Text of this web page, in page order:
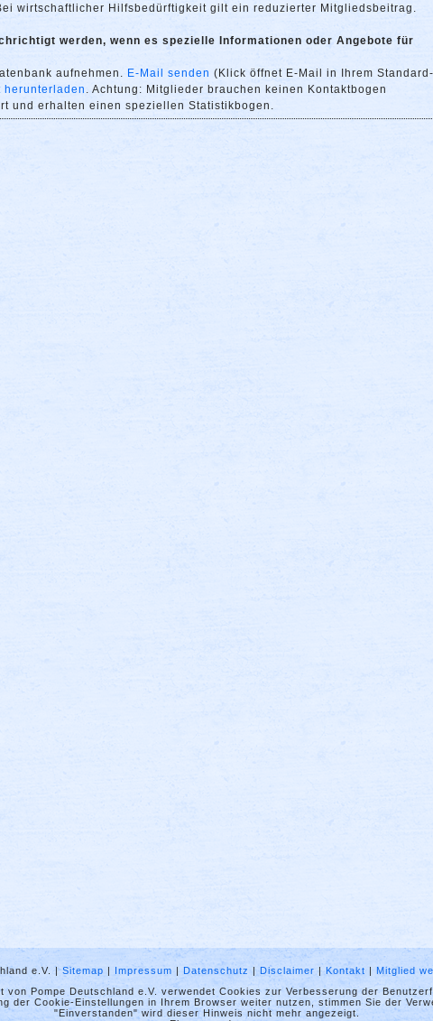
wirtschaftlicher Hilfsbedürftigkeit gilt ein reduzierter Mitgliedsbeitrag.
werden, wenn es spezielle Informationen oder Angebote für
aufnehmen. E-Mail senden (Klick öffnet E-Mail in Ihrem Standard-
herunterladen . Achtung: Mitglieder brauchen keinen Kontaktbogen
und erhalten einen speziellen Statistikbogen.
e.V. |Sitemap | Impressum |Datenschutz |Disclaimer |Kontakt |Mitglied
von Pompe Deutschland e.V. verwendet Cookies zur Verbesserung der
der Cookie-Einstellungen in Ihrem Browser weiter nutzen, stimmen Sie der
"Einverstanden" wird dieser Hinweis nicht mehr angezeigt.